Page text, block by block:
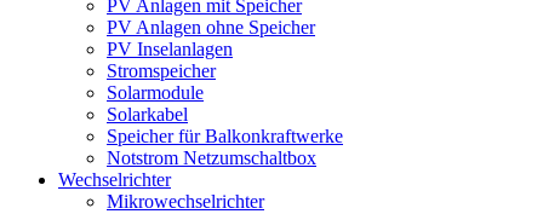
PV Anlagen mit Speicher
PV Anlagen ohne Speicher
PV Inselanlagen
Stromspeicher
Solarmodule
Solarkabel
Speicher für Balkonkraftwerke
Notstrom Netzumschaltbox
Wechselrichter
Mikrowechselrichter